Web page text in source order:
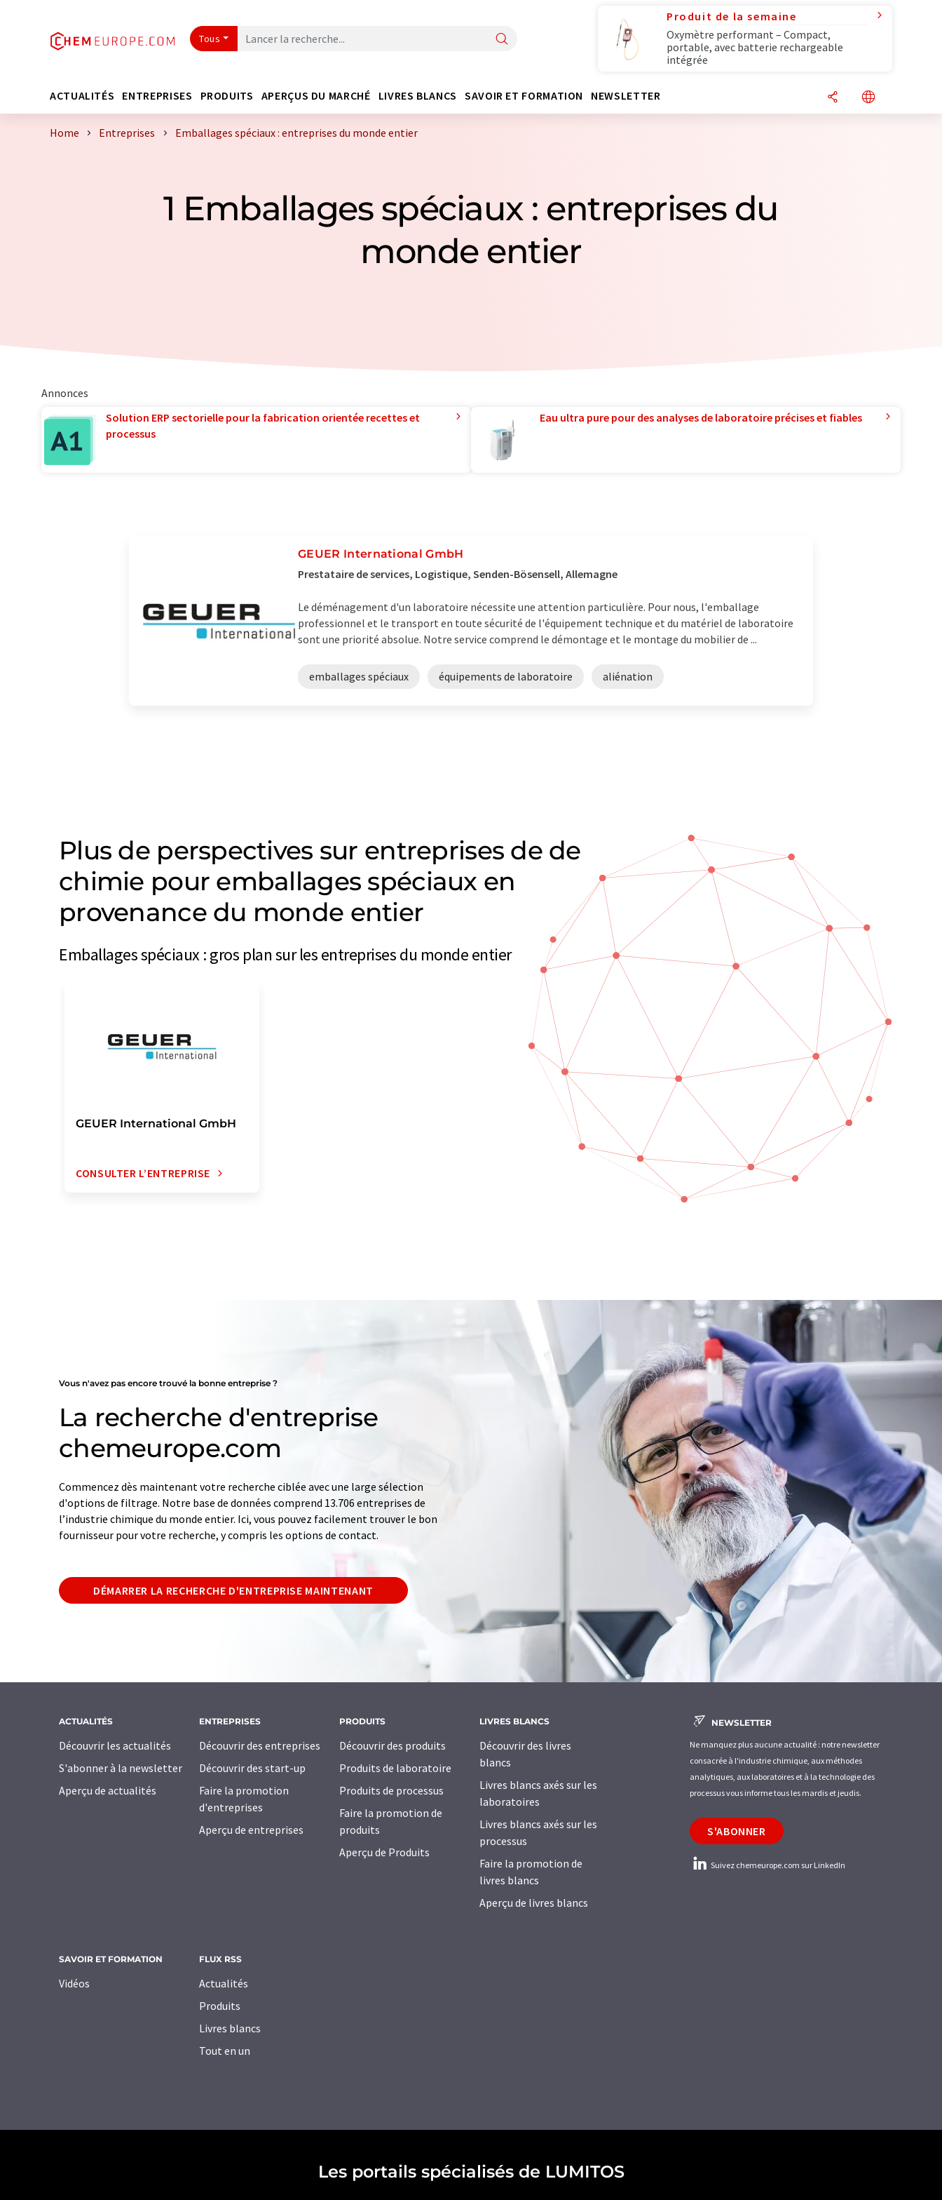
Tous
Produit de la semaine
Oxymètre performant – Compact,
portable, avec batterie rechargeable
intégrée
ACTUALITÉS ENTREPRISES PRODUITS APERÇUS DU MARCHÉ LIVRES BLANCS SAVOIR ET FORMATION NEWSLETTER
Home Entreprises Emballages spéciaux : entreprises du monde entier
1 Emballages spéciaux : entreprises du
monde entier
Annonces
Solution ERP sectorielle pour la fabrication orientée recettes et
processus
Eau ultra pure pour des analyses de laboratoire précises et fiables
GEUER International GmbH
Prestataire de services, Logistique, Senden-Bösensell, Allemagne
Le déménagement d'un laboratoire nécessite une attention particulière. Pour nous, l'emballage
professionnel et le transport en toute sécurité de l'équipement technique et du matériel de laboratoire
sont une priorité absolue. Notre service comprend le démontage et le montage du mobilier de ...
emballages spéciaux équipements de laboratoire aliénation
Plus de perspectives sur entreprises de de
chimie pour emballages spéciaux en
provenance du monde entier
Emballages spéciaux : gros plan sur les entreprises du monde entier
GEUER International GmbH
CONSULTER L’ENTREPRISE
Vous n'avez pas encore trouvé la bonne entreprise ?
La recherche d'entreprise
chemeurope.com
Commencez dès maintenant votre recherche ciblée avec une large sélection
d'options de filtrage. Notre base de données comprend 13.706 entreprises de
l’industrie chimique du monde entier. Ici, vous pouvez facilement trouver le bon
fournisseur pour votre recherche, y compris les options de contact.
DÉMARRER LA RECHERCHE D'ENTREPRISE MAINTENANT
ACTUALITÉS
Découvrir les actualités
S'abonner à la newsletter
Aperçu de actualités
ENTREPRISES
Découvrir des entreprises
Découvrir des start-up
Faire la promotion
d'entreprises
Aperçu de entreprises
PRODUITS
Découvrir des produits
Produits de laboratoire
Produits de processus
Faire la promotion de
produits
Aperçu de Produits
LIVRES BLANCS
Découvrir des livres
blancs
Livres blancs axés sur les
laboratoires
Livres blancs axés sur les
processus
Faire la promotion de
livres blancs
Aperçu de livres blancs
SAVOIR ET FORMATION
Vidéos
FLUX RSS
Actualités
Produits
Livres blancs
Tout en un
NEWSLETTER
Ne manquez plus aucune actualité : notre newsletter
consacrée à l'industrie chimique, aux méthodes
analytiques, aux laboratoires et à la technologie des
processus vous informe tous les mardis et jeudis.
S'ABONNER
Suivez chemeurope.com sur LinkedIn
Les portails spécialisés de LUMITOS